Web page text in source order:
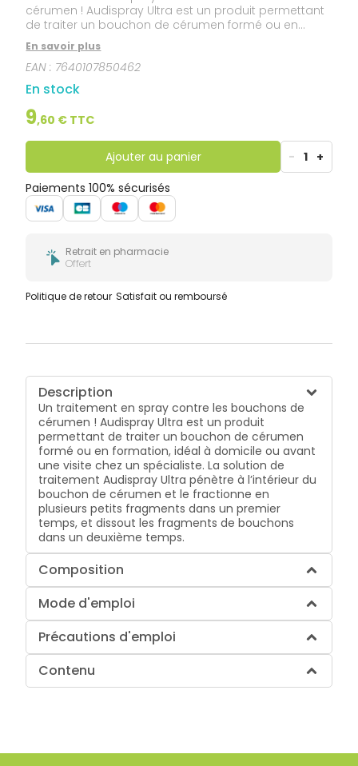
cérumen ! Audispray Ultra est un produit permettant
de traiter un bouchon de cérumen formé ou en
formation, idéal à domicile ou avant une visite chez
un spécialiste. La solution de traitement Audispray
Ultra pénètre à l’intérieur du bouchon de cérumen et
le fractionne en plusieurs petits fragments dans un
premier temps, et dissout les fragments de
bouchons dans un deuxième temps.
En savoir plus
EAN : 7640107850462
En stock
9,60 € TTC
Ajouter au panier - 1 +
Paiements 100% sécurisés
Retrait en pharmacie
Offert
Politique de retour Satisfait ou remboursé
Description
Un traitement en spray contre les bouchons de
cérumen ! Audispray Ultra est un produit
permettant de traiter un bouchon de cérumen
formé ou en formation, idéal à domicile ou avant
une visite chez un spécialiste. La solution de
traitement Audispray Ultra pénètre à l’intérieur du
bouchon de cérumen et le fractionne en
plusieurs petits fragments dans un premier
temps, et dissout les fragments de bouchons
dans un deuxième temps.
Composition
Mode d'emploi
Précautions d'emploi
Contenu